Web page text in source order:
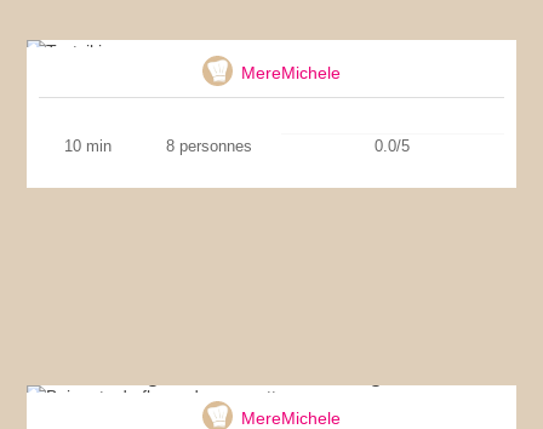
MereMichele
10 min 8 personnes 0.0/5
MereMichele